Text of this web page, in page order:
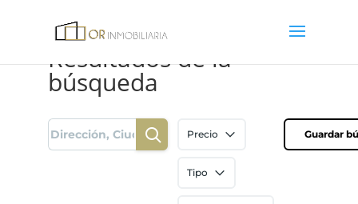
Resultados de la
búsqueda
Guardar
Precio
Tipo